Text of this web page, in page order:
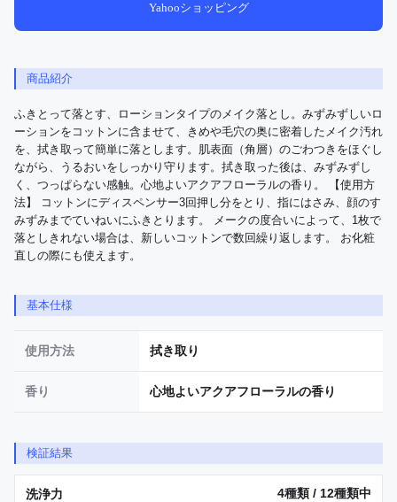
Yahooショッピング
商品紹介
ふきとって落とす、ローションタイプのメイク落とし。みずみずしいロ
ーションをコットンに含ませて、きめや毛穴の奥に密着したメイク汚れ
を、拭き取って簡単に落とします。肌表面（角層）のごわつきをほぐし
ながら、うるおいをしっかり守ります。拭き取った後は、みずみずし
く、つっぱらない感触。心地よいアクアフローラルの香り。 【使用方
法】 コットンにディスペンサー3回押し分をとり、指にはさみ、顔のす
みずみまでていねいにふきとります。 メークの度合いによって、1枚で
落としきれない場合は、新しいコットンで数回繰り返します。 お化粧
直しの際にも使えます。
基本仕様
使用方法 拭き取り
香り 心地よいアクアフローラルの香り
検証結果
洗浄力 4種類 / 12種類中